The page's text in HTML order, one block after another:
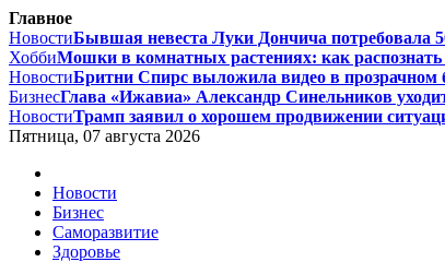
Главное
НовостиБывшая невеста Луки Дончича потребовала
ХоббиМошки в комнатных растениях: как
НовостиБритни Спирс выложила видео в прозрачном
БизнесГлава «Ижавиа» Александр Синельников
НовостиТрамп заявил о хорошем продвижении
Пятница, 07 августа 2026
Новости
Бизнес
Саморазвитие
Здоровье